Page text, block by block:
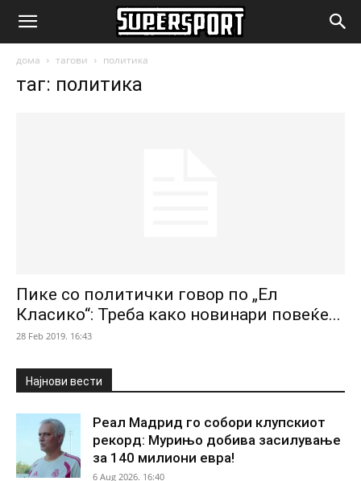
SuperSport.mk
дома тагови политика
таг: политика
Пике со политички говор по „Ел
Класико“: Треба како новинари повеќе...
28 Feb 2019. 16:43
Најнови вести
Реал Мадрид го собори клупскиот
рекорд: Мурињо добива засилување
за 140 милиони евра!
6 Aug 2026. 16:40